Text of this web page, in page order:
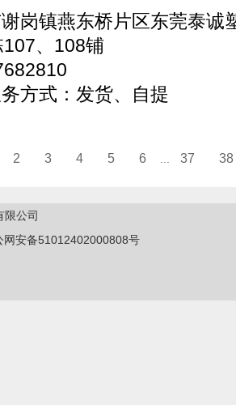
岗镇燕东桥片区东莞泰诚
、108铺
方式：发货、自提
2 3 4 5 6 37 38
限公司
网安备51012402000808号